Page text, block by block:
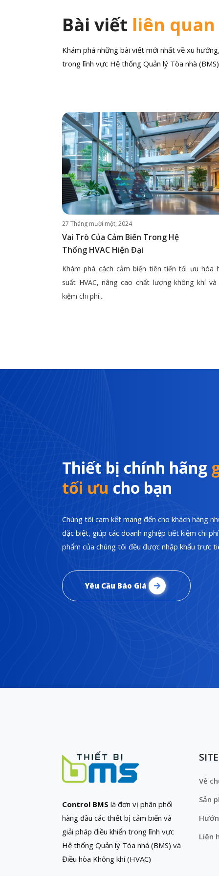
Bài viết liên quan
Khám phá những bài viết mới nhất về xu
trong lĩnh vực Hệ thống Quản lý Tòa nhà
27 Tháng mười một, 2024
Vai Trò Của Cảm Biến Trong Hệ
Thống HVAC Hiện Đại
Khám phá cách cảm biến tiên tiến tối ưu hóa
suất HVAC, nâng cao chất lượng không khí
kiệm chi phí...
Thiết bị chính hãng
tối ưu cho bạn
Chúng tôi cam kết mang đến cho khách hàng
đặc biệt, giúp các doanh nghiệp tiết kiệm chi
phẩm của chúng tôi đều được nhập khẩu trực
Yêu Cầu Báo Giá
Control BMS là đơn vị phân phối
hàng đầu các thiết bị cảm biến và
giải pháp điều khiển trong lĩnh vực
Hệ thống Quản lý Tòa nhà (BMS) và
Điều hòa Không khí (HVAC)
Về
Sản
Liên